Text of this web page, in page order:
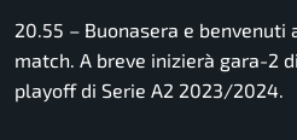
20.55 – Buonasera e
match. A breve inizierà gara-2
playoff di Serie A2 2023/2024.